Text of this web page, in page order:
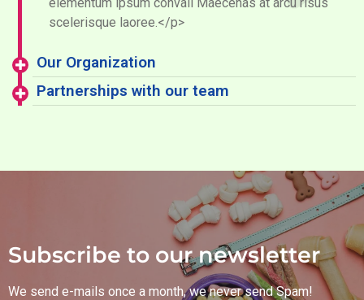
scelerisque laoree.</p>
Our Organization
Partnerships with our team
Subscribe to our newsletter
We send e-mails once a month, we never send Spam!